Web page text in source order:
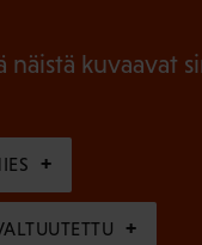
l
näistä kuvaavat